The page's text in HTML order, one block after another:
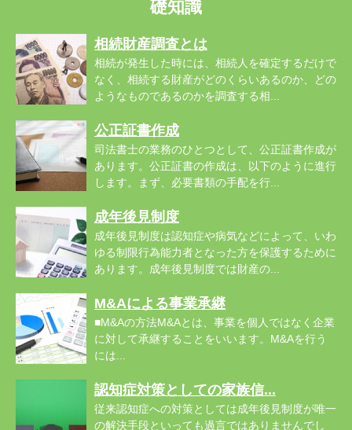
礎知識
相続財産調査とは
相続が発生した時には、相続人を確定するだけで
なく、相続する財産がどのくらいあるのか、どの
ようなものであるのかを調査する相...
公正証書作成
司法書士の業務のひとつとして、公正証書作成が
あります。公正証書の作成は、以下のように進行
します。まず、必要書類の手配を行...
成年後見制度
成年後見制度は認知症や病気などによって、いわ
ゆる制限行為能力者となった方を保護するために
あります。成年後見制度では財産の...
M&Aによる事業承継
■M&Aの方法M&Aとは、事業を個人ではなく企業
に対して承継することをいいます。M&Aを行う
には...
認知症対策としての家族信...
従来認知症への対策としては成年後見制度が唯一
の解決手段といっても過言ではありませんでし